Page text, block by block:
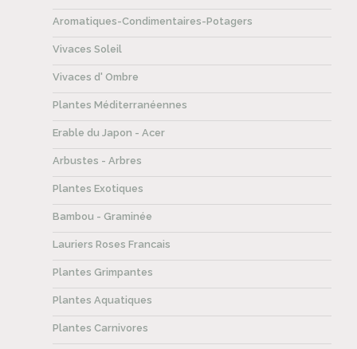
Aromatiques-Condimentaires-Potagers
Vivaces Soleil
Vivaces d' Ombre
Plantes Méditerranéennes
Erable du Japon - Acer
Arbustes - Arbres
Plantes Exotiques
Bambou - Graminée
Lauriers Roses Francais
Plantes Grimpantes
Plantes Aquatiques
Plantes Carnivores